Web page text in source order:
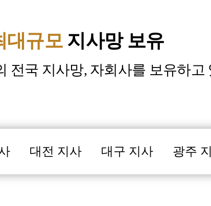
대규모 지사망 보유
전국 지사망, 자회사를 보유하고
대전 지사 대구 지사 광주